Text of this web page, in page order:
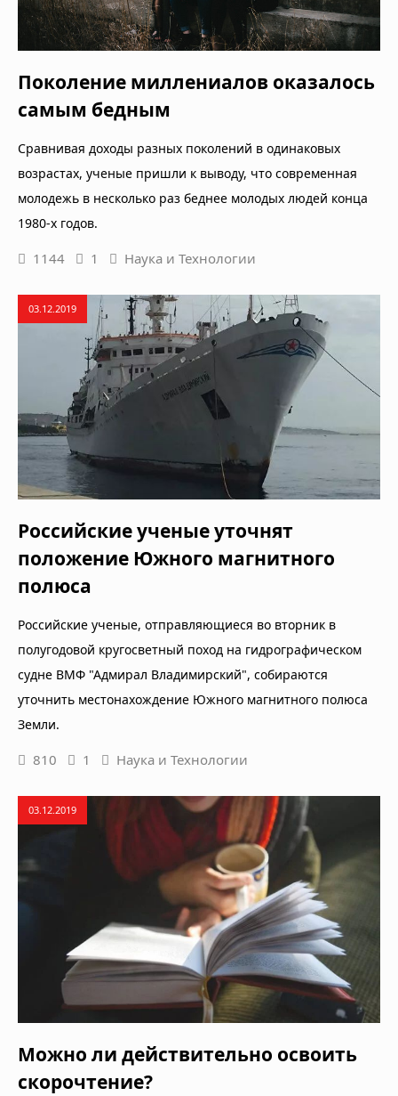
Поколение миллениалов оказалось
самым бедным
Сравнивая доходы разных поколений в одинаковых
возрастах, ученые пришли к выводу, что современная
молодежь в несколько раз беднее молодых людей конца
1980-х годов.
1144 1 Наука и Технологии
03.12.2019
Российские ученые уточнят
положение Южного магнитного
полюса
Российские ученые, отправляющиеся во вторник в
полугодовой кругосветный поход на гидрографическом
судне ВМФ "Адмирал Владимирский", собираются
уточнить местонахождение Южного магнитного полюса
Земли.
810 1 Наука и Технологии
03.12.2019
Можно ли действительно освоить
скорочтение?